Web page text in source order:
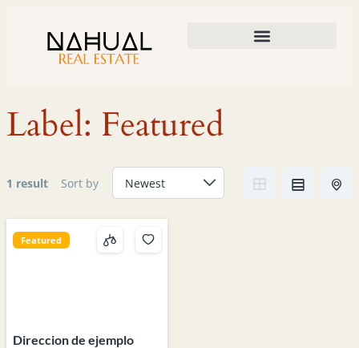
Label: Featured
1 result Sort by
Featured
Direccion de ejemplo